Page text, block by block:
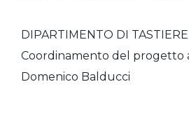
DIPARTIMENTO DI
Coordinamento del progetto
Domenico Balducci